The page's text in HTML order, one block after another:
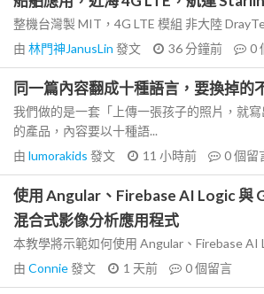
整機台灣製 MIT，4G LTE 模組 非大陸
由 林門神JanusLin 發文 36 分鐘前 0
同一篇內容翻成十種語言，要換掉的
我們做的是一套「上傳一張孩子的照片，就寫
的產品，內容要以十種語...
由 lumorakids 發文 11 小時前 0個留
使用 Angular、Firebase AI Logic 與
混合式影像分析應用程式
本教學將示範如何使用 Angular、Firebase AI
由 Connie發文 1 天前 0個留言